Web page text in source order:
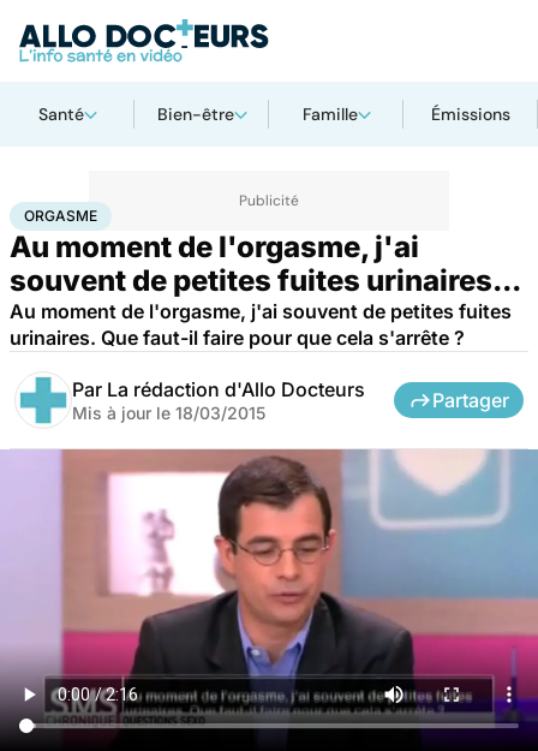
Santé Bien-être Famille Émissions
AccueilBien-être
ORGASME
Au moment de l'orgasme, j'ai
souvent de petites fuites urinaires...
Au moment de l'orgasme, j'ai souvent de petites fuites
urinaires. Que faut-il faire pour que cela s'arrête ?
Par La rédaction d'Allo Docteurs
Mis à jour le 18/03/2015
Partager